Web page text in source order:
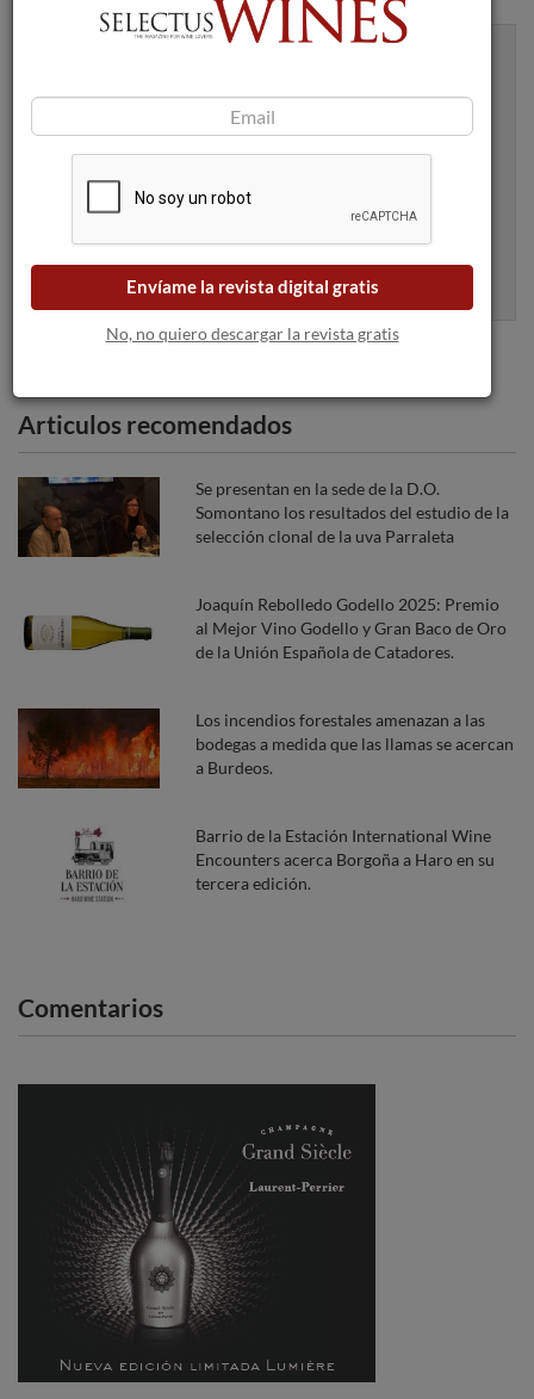
bandeja de entrada
Apúntame
100% seguro. Nunca te enviaremos spam.
Articulos recomendados
Se presentan en la sede de la D.O.
Somontano los resultados del estudio de la
selección clonal de la uva Parraleta
Joaquín Rebolledo Godello 2025: Premio
al Mejor Vino Godello y Gran Baco de Oro
de la Unión Española de Catadores.
Los incendios forestales amenazan a las
bodegas a medida que las llamas se acercan
a Burdeos.
Barrio de la Estación International Wine
Encounters acerca Borgoña a Haro en su
tercera edición.
Comentarios
Envíame la revista digital gratis
No, no quiero descargar la revista gratis